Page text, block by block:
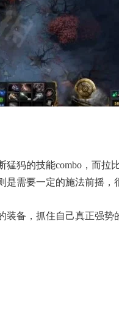
犸的技能combo，而拉
需要一定的施法前摇，
装备，抓住自己真正强势